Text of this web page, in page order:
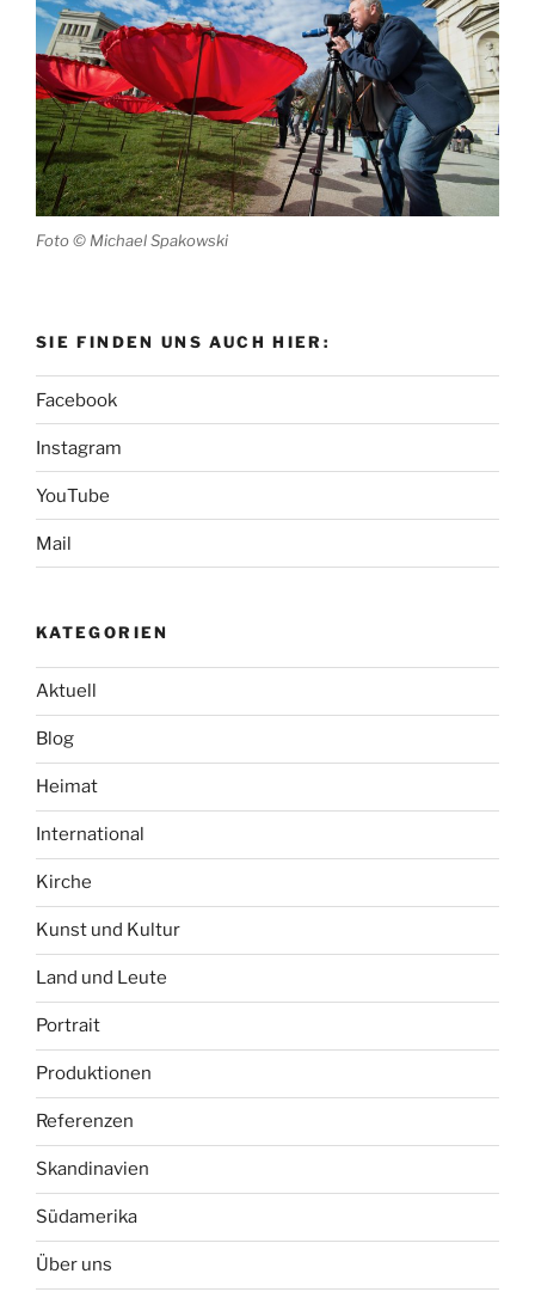
Foto © Michael Spakowski
SIE FINDEN UNS AUCH HIER:
Facebook
Instagram
YouTube
Mail
KATEGORIEN
Aktuell
Blog
Heimat
International
Kirche
Kunst und Kultur
Land und Leute
Portrait
Produktionen
Referenzen
Skandinavien
Südamerika
Über uns